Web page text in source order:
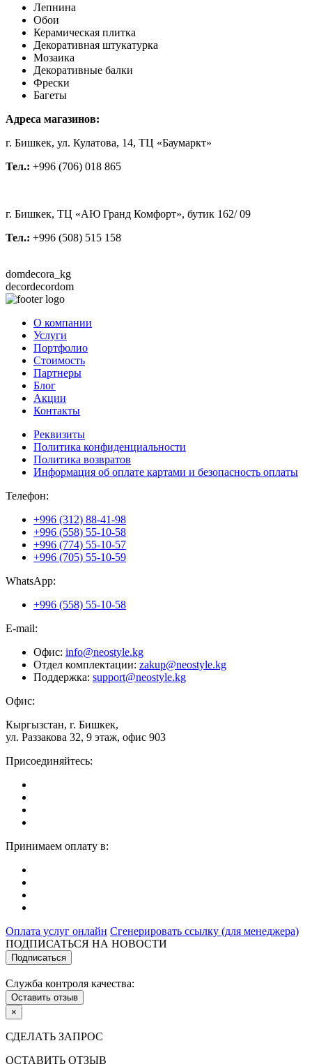
Лепнина
Обои
Керамическая плитка
Декоративная штукатурка
Мозаика
Декоративные балки
Фрески
Багеты
Адреса магазинов:
г. Бишкек, ул. Кулатова, 14, ТЦ «Баумаркт»
Тел.: +996 (706) 018 865
г. Бишкек, ТЦ «АЮ Гранд Комфорт», бутик 162/ 09
Тел.: +996 (508) 515 158
domdecora_kg
decordecordom
О компании
Услуги
Портфолио
Стоимость
Партнеры
Блог
Акции
Контакты
Реквизиты
Политика конфиденциальности
Политика возвратов
Информация об оплате картами и безопасность оплаты
Телефон:
+996 (312) 88-41-98
+996 (558) 55-10-58
+996 (774) 55-10-57
+996 (705) 55-10-59
WhatsApp:
+996 (558) 55-10-58
E-mail:
Офис: info@neostyle.kg
Отдел комплектации: zakup@neostyle.kg
Поддержка: support@neostyle.kg
Офис:
Кыргызстан, г. Бишкек,
ул. Раззакова 32, 9 этаж, офис 903
Присоединяйтесь:
Принимаем оплату в:
Оплата услуг онлайн Сгенерировать ссылку (для менеджера)
ПОДПИСАТЬСЯ НА НОВОСТИ
Подписаться
Служба контроля качества:
Оставить отзыв
×
СДЕЛАТЬ ЗАПРОС
ОСТАВИТЬ ОТЗЫВ